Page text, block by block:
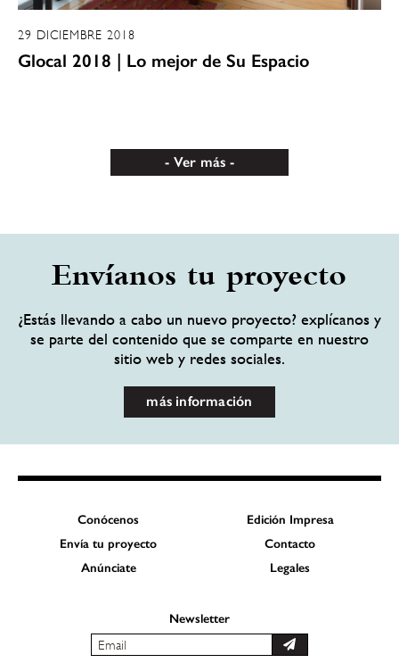
29 DICIEMBRE 2018
Glocal 2018 | Lo mejor de Su Espacio
Ver más
Envíanos tu proyecto
¿Estás llevando a cabo un nuevo proyecto? explícanos y
se parte del contenido que se comparte en nuestro
sitio web y redes sociales.
más información
Conócenos
Edición Impresa
Envía tu proyecto
Contacto
Anúnciate
Legales
Newsletter